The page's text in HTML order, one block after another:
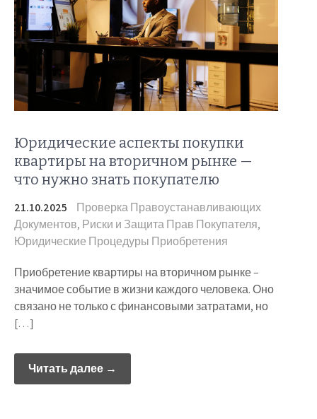
Юридические аспекты покупки
квартиры на вторичном рынке —
что нужно знать покупателю
21.10.2025
Проверка Правоустанавливающих
Документов, Риски и Защита Прав Покупателя,
Юридические Процедуры Приобретения
Приобретение квартиры на вторичном рынке –
значимое событие в жизни каждого человека. Оно
связано не только с финансовыми затратами, но
[…]
Читать далее →